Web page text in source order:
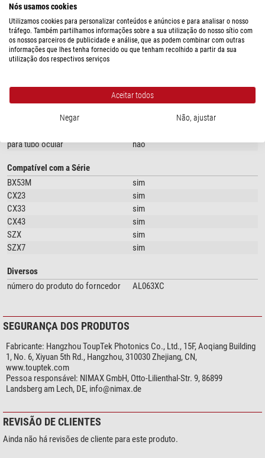
focal ajustável, bem como adaptadores de anel adequados para diferentes
diâmetros de tubo.
Conteúdo da embalagem:
Adaptador C-mount
Ótica
Escala da imagem
0.63
Capacidade
para tubo ocular
não
Compatível com a Série
BX53M
sim
CX23
sim
CX33
sim
CX43
sim
SZX
sim
SZX7
sim
Diversos
número do produto do forncedor
AL063XC
SEGURANÇA DOS PRODUTOS
Fabricante: Hangzhou ToupTek Photonics Co., Ltd., 15F, Aoqiang Building
1, No. 6, Xiyuan 5th Rd., Hangzhou, 310030 Zhejiang, CN,
www.touptek.com
Pessoa responsável: NIMAX GmbH, Otto-Lilienthal-Str. 9, 86899
Landsberg am Lech, DE, info@nimax.de
REVISÃO DE CLIENTES
Ainda não há revisões de cliente para este produto.
Nós usamos cookies
Utilizamos cookies para personalizar conteúdos e anúncios e para analisar o nosso
tráfego. Também partilhamos informações sobre a sua utilização do nosso sítio com
os nossos parceiros de publicidade e análise, que as podem combinar com outras
informações que lhes tenha fornecido ou que tenham recolhido a partir da sua
utilização dos respectivos serviços
Aceitar todos
Negar Não, ajustar